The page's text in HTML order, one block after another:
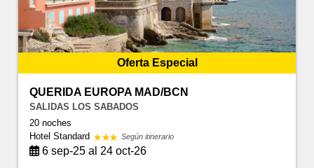
Oferta Especial
QUERIDA EUROPA MAD/BCN
SALIDAS LOS SABADOS
20 noches
Hotel Standard
Según itinerario
6 sep-25 al 24 oct-26